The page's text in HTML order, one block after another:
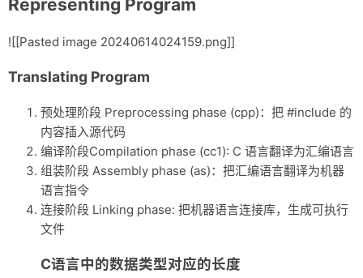
大学
OI
游戏
数学
杂记
Representing Program
![[Pasted image 20240614024159.png]]
Translating Program
预处理阶段 Preprocessing phase (cpp)：把 #include 的
内容插入源代码
编译阶段Compilation phase (cc1): C 语言翻译为汇编语言
组装阶段 Assembly phase (as)：把汇编语言翻译为机器
语言指令
连接阶段 Linking phase: 把机器语言连接库，生成可执行
文件
C语言中的数据类型对应的长度